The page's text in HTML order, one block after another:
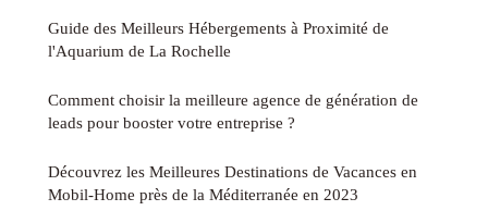
Guide des Meilleurs Hébergements à Proximité de
l'Aquarium de La Rochelle
Comment choisir la meilleure agence de génération de
leads pour booster votre entreprise ?
Découvrez les Meilleures Destinations de Vacances en
Mobil-Home près de la Méditerranée en 2023